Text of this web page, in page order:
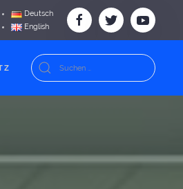
Deutsch
English